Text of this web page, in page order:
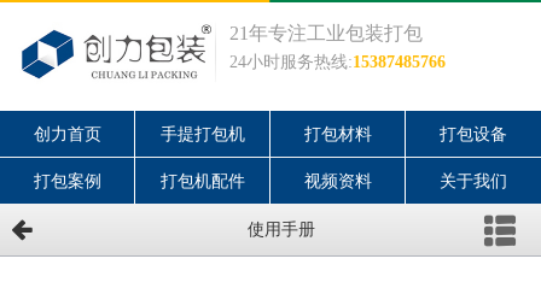
21年专注工业包装打包
24小时服务热线:15387485766
创力首页 手提打包机 打包材料 打包设备
打包案例 打包机配件 视频资料 关于我们
使用手册